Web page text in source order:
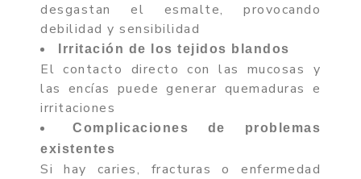
desgastan el esmalte, provocando
debilidad y sensibilidad
Irritación de los tejidos blandos
El contacto directo con las mucosas y
las encías puede generar quemaduras e
irritaciones
Complicaciones de problemas
existentes
Si hay caries, fracturas o enfermedad